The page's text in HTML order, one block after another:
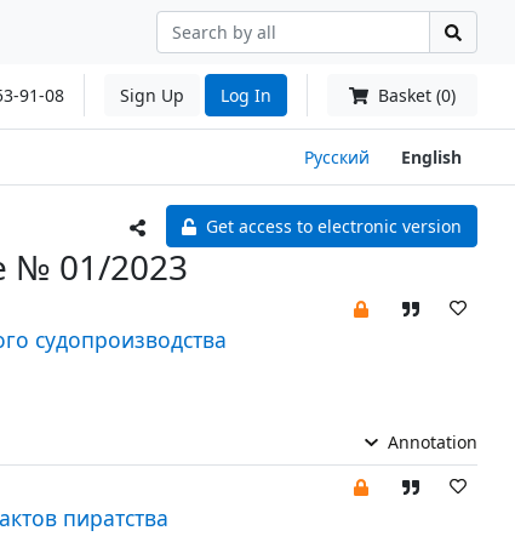
91-08 Sign Up Log In Basket (0)
Русский English
Get access to electronic version
№ 01/2023
судопроизводства
Annotation
пиратства